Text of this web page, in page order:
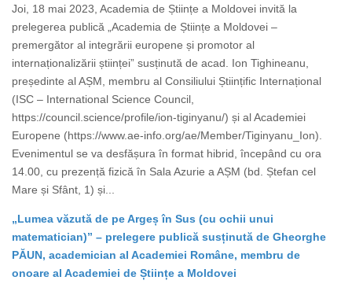
Joi, 18 mai 2023, Academia de Științe a Moldovei invită la
prelegerea publică „Academia de Științe a Moldovei –
premergător al integrării europene și promotor al
internaționalizării științei” susținută de acad. Ion Tighineanu,
președinte al AȘM, membru al Consiliului Științific Internațional
(ISC – International Science Council,
https://council.science/profile/ion-tiginyanu/) și al Academiei
Europene (https://www.ae-info.org/ae/Member/Tiginyanu_Ion).
Evenimentul se va desfășura în format hibrid, începând cu ora
14.00, cu prezență fizică în Sala Azurie a AȘM (bd. Ștefan cel
Mare și Sfânt, 1) și...
„Lumea văzută de pe Argeș în Sus (cu ochii unui
matematician)” – prelegere publică susținută de Gheorghe
PĂUN, academician al Academiei Române, membru de
onoare al Academiei de Științe a Moldovei